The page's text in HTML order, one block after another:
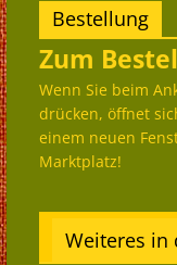
Bestellung
Zum
Wenn Sie beim
drücken, öffnet
einem neuen
Marktplatz!
Weiteres in